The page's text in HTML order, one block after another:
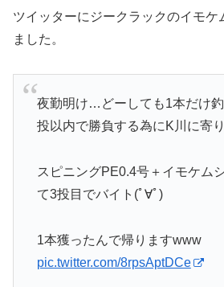
ツイッターにジークラックのイモケ
ました。
夜勤明け…どーしても1本だけ
投以内で勝負する為にK川に寄
スピニングPE0.4号＋イモケム
て3投目でバイト(ﾟ∀ﾟ)
1本獲ったんで帰りますwww
pic.twitter.com/8rpsAptDCe